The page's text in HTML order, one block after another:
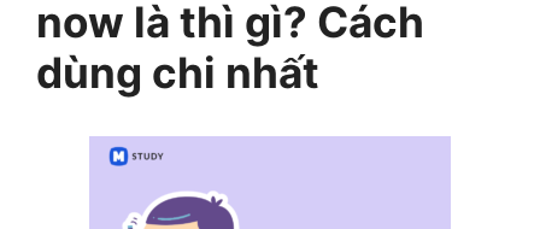
now là thì gì? Cách
dùng chi nhất